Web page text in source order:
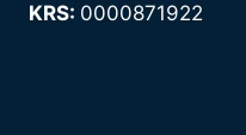
KRS: 0000871922